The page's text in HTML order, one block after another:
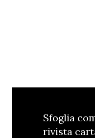
Sfoglia
rivista